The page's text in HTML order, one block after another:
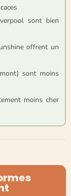
sont bien
offrent un
sont moins
moins cher